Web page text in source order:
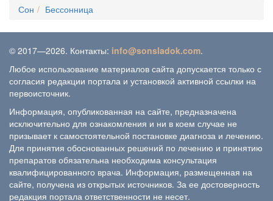
Сон Бессонница
© 2017—2026. Контакты: info@sonsladok.com.
Любое использование материалов сайта допускается только с
согласия редакции портала и установкой активной ссылки на
первоисточник.
Информация, опубликованная на сайте, предназначена
исключительно для ознакомления и ни в коем случае не
призывает к самостоятельной постановке диагноза и лечению.
Для принятия обоснованных решений по лечению и принятию
препаратов обязательна необходима консультация
квалифицированного врача. Информация, размещенная на
сайте, получена из открытых источников. За ее достоверность
редакция портала ответственности не несет.